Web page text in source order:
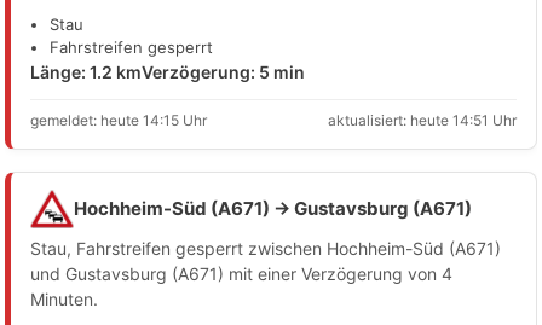
Stau
Fahrstreifen gesperrt
Länge: 1.2 kmVerzögerung: 5 min
gemeldet: heute 14:15 Uhr aktualisiert: heute 14:51 Uhr
Hochheim-Süd (A671) → Gustavsburg (A671)
Stau, Fahrstreifen gesperrt zwischen Hochheim-Süd (A671)
und Gustavsburg (A671) mit einer Verzögerung von 4
Minuten.